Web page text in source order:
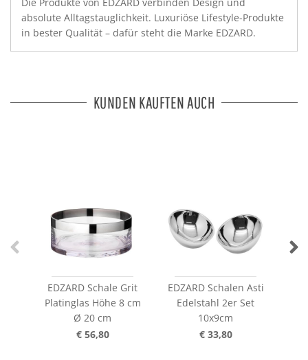
absolute Alltagstauglichkeit. Luxuriöse Lifestyle-Produkte
in bester Qualität – dafür steht die Marke EDZARD.
KUNDEN KAUFTEN AUCH
EDZARD Schale Grit
Platinglas Höhe 8 cm
Ø 20 cm
€ 56,80
EDZARD Schalen Asti
Edelstahl 2er Set
10x9cm
€ 33,80